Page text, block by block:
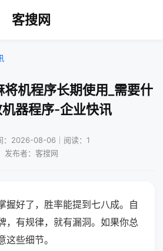
客搜网
机程序长期使用_需要什
器程序-企业快讯
：2026-08-06｜阅读：1
发布者：客搜网
握好了，胜率能提到七八成。自
，有规律，就有漏洞。如果你总
些细节。